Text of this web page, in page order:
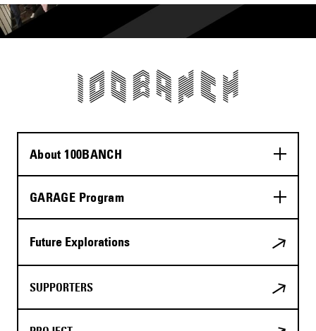
About 100BANCH
GARAGE Program
Future Explorations
SUPPORTERS